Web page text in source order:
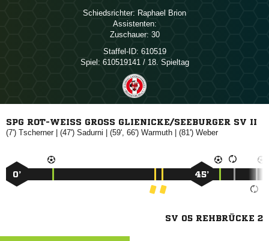
Schiedsrichter:  
Assistenten:
Zuschauer: 30
Staffel-ID: 610519
Spiel: 610519141 / 18. Spieltag
SPG ROT-WEISS GROSS GLIENICKE/SEEBURGER SV II
(7') | (47')  | (59', 66')  | (81') 
0’ 45’
SV 05 REHBRÜCKE 2